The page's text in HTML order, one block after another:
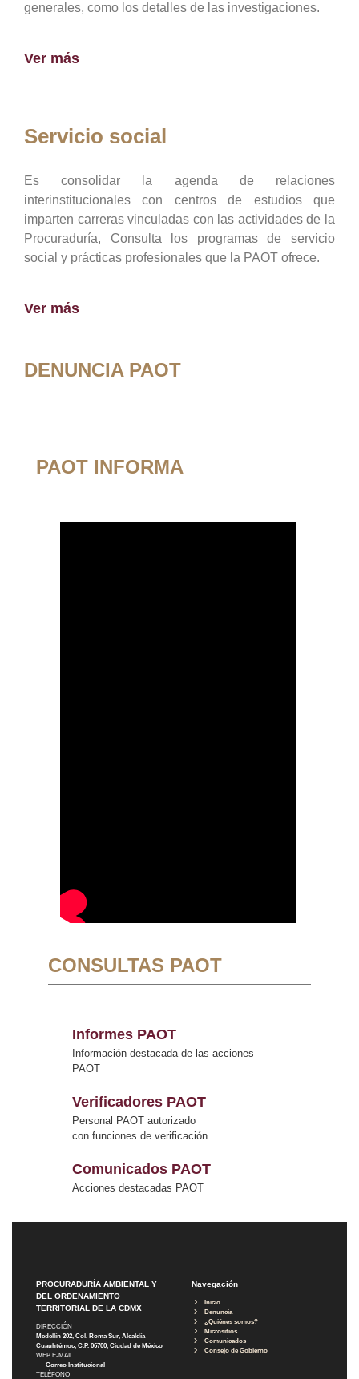
generales, como los detalles de las investigaciones.
Ver más
Servicio social
Es consolidar la agenda de relaciones
interinstitucionales con centros de estudios que
imparten carreras vinculadas con las actividades de la
Procuraduría, Consulta los programas de servicio
social y prácticas profesionales que la PAOT ofrece.
Ver más
DENUNCIA PAOT
PAOT INFORMA
CONSULTAS PAOT
Informes PAOT
Información destacada de las acciones
PAOT
Verificadores PAOT
Personal PAOT autorizado
con funciones de verificación
Comunicados PAOT
Acciones destacadas PAOT
PROCURADURÍA AMBIENTAL Y
DEL ORDENAMIENTO
TERRITORIAL DE LA CDMX
DIRECCIÓN
Medellín 202, Col. Roma Sur, Alcaldía
Cuauhtémoc, C.P. 06700, Ciudad de México
WEB E-MAIL
Correo Institucional
TELÉFONO
Navegación
Inicio
Denuncia
¿Quiénes somos?
Micrositios
Comunicados
Consejo de Gobierno